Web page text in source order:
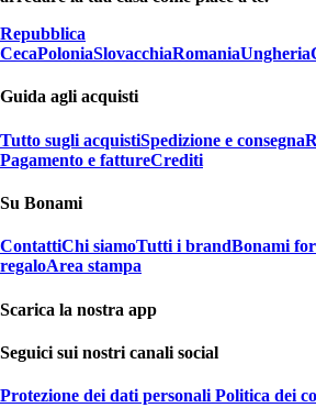
Repubblica
CecaPoloniaSlovacchiaRomaniaUngheria
Guida agli acquisti
Tutto sugli acquistiSpedizione e consegna
Pagamento e fattureCrediti
Su Bonami
ContattiChi siamoTutti i brandBonami
regaloArea stampa
Scarica la nostra app
Seguici sui nostri canali social
Protezione dei dati personali Politica dei